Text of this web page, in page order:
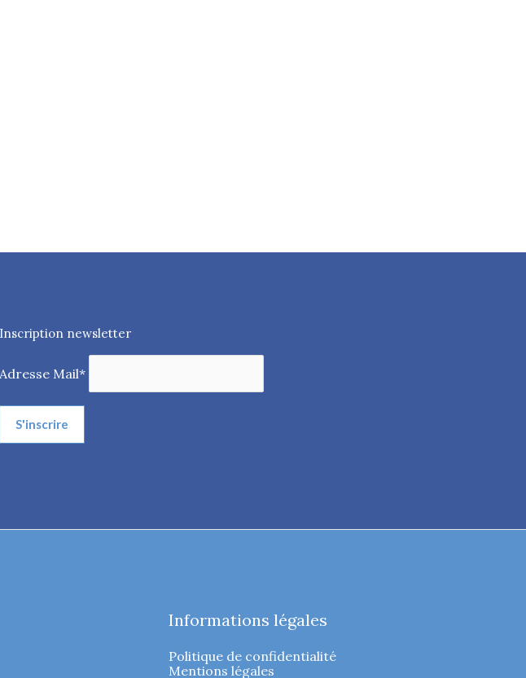
Inscription newsletter
Adresse Mail*
Informations légales
Politique de confidentialité
Mentions légales